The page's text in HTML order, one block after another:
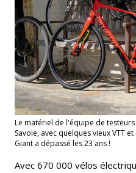
Le matériel de l'équipe de
Savoie, avec quelques vieux VTT
Giant a dépassé les 23 ans !
Avec 670 000 vélos